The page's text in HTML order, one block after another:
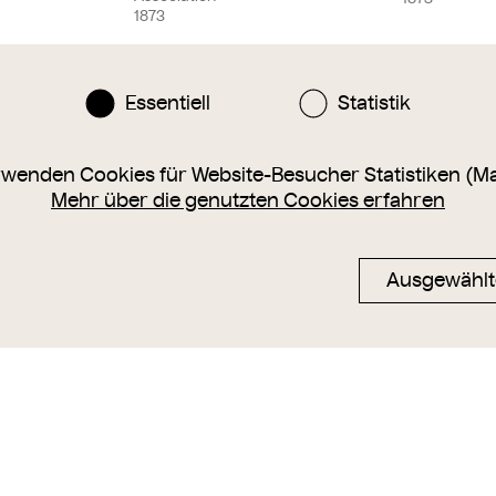
Essentiell Statistik
Cookies für Website-Besucher Statistiken
Mehr über die genutzten Cookies erfahren
1873